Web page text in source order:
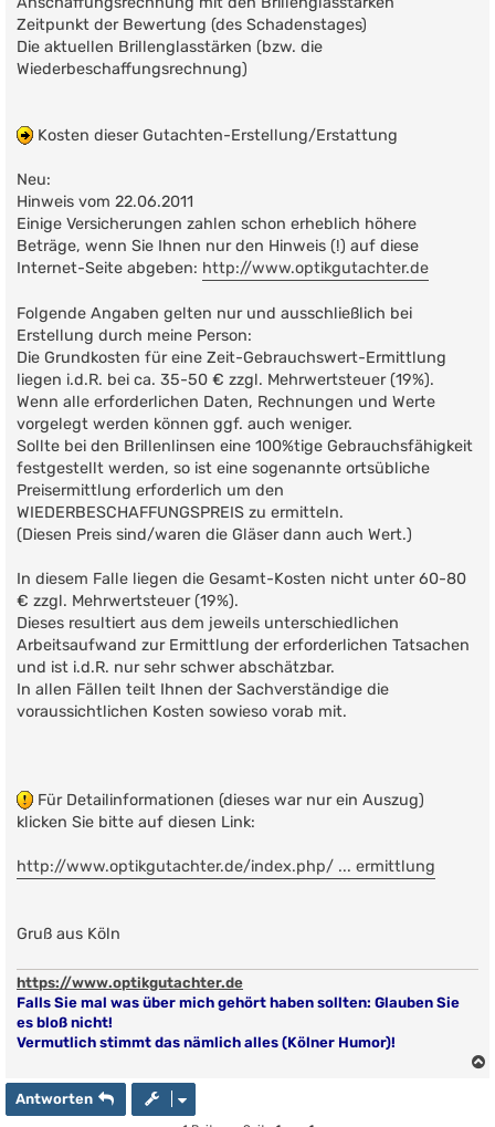
Zeitpunkt der Bewertung (des Schadenstages)
Die aktuellen Brillenglasstärken (bzw. die
Wiederbeschaffungsrechnung)
Kosten dieser Gutachten-Erstellung/Erstattung
Neu:
Hinweis vom 22.06.2011
Einige Versicherungen zahlen schon erheblich höhere
Beträge, wenn Sie Ihnen nur den Hinweis (!) auf diese
Internet-Seite abgeben: http://www.optikgutachter.de
Folgende Angaben gelten nur und ausschließlich bei
Erstellung durch meine Person:
Die Grundkosten für eine Zeit-Gebrauchswert-Ermittlung
liegen i.d.R. bei ca. 35-50 € zzgl. Mehrwertsteuer (19%).
Wenn alle erforderlichen Daten, Rechnungen und Werte
vorgelegt werden können ggf. auch weniger.
Sollte bei den Brillenlinsen eine 100%tige Gebrauchsfähigkeit
festgestellt werden, so ist eine sogenannte ortsübliche
Preisermittlung erforderlich um den
WIEDERBESCHAFFUNGSPREIS zu ermitteln.
(Diesen Preis sind/waren die Gläser dann auch Wert.)
In diesem Falle liegen die Gesamt-Kosten nicht unter 60-80
€ zzgl. Mehrwertsteuer (19%).
Dieses resultiert aus dem jeweils unterschiedlichen
Arbeitsaufwand zur Ermittlung der erforderlichen Tatsachen
und ist i.d.R. nur sehr schwer abschätzbar.
In allen Fällen teilt Ihnen der Sachverständige die
voraussichtlichen Kosten sowieso vorab mit.
Für Detailinformationen (dieses war nur ein Auszug)
klicken Sie bitte auf diesen Link:
http://www.optikgutachter.de/index.php/ ... ermittlung
Gruß aus Köln
https://www.optikgutachter.de
Falls Sie mal was über mich gehört haben sollten: Glauben Sie
es bloß nicht!
Vermutlich stimmt das nämlich alles (Kölner Humor)!
Antworten